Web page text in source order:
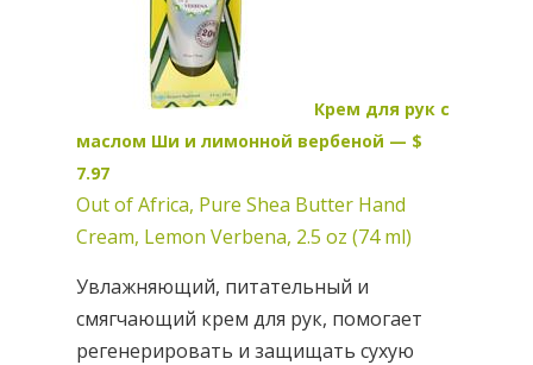
Крем для рук с
маслом Ши и лимонной вербеной — $
7.97
Out of Africa, Pure Shea Butter Hand
Cream, Lemon Verbena, 2.5 oz (74 ml)
Увлажняющий, питательный и
смягчающий крем для рук, помогает
регенерировать и защищать сухую